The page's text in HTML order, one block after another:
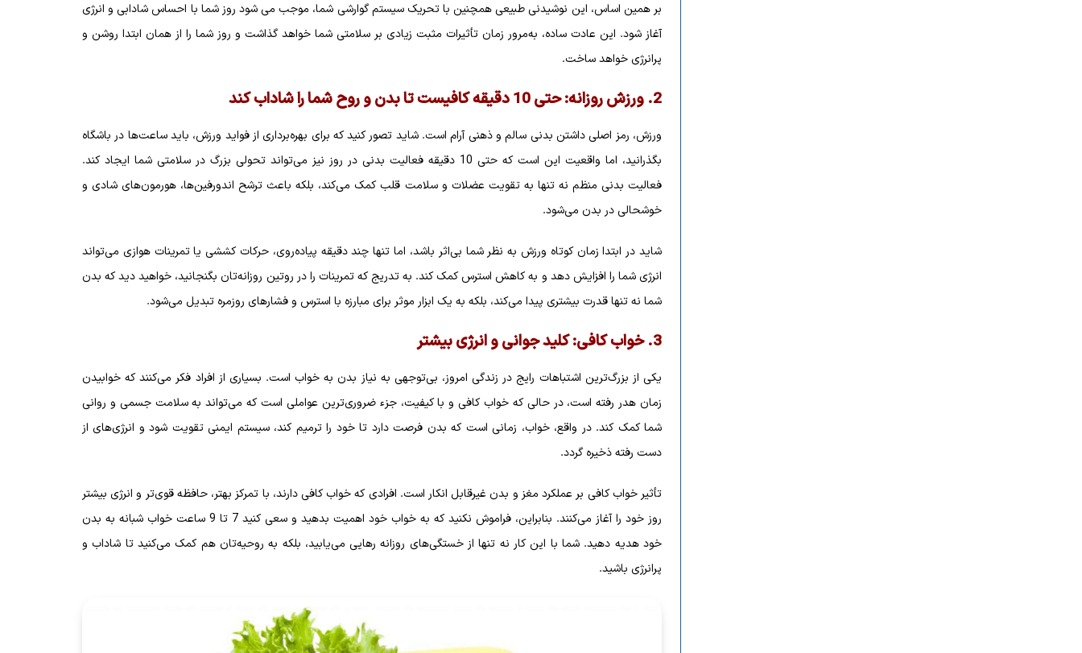
بر همین اساس، این نوشیدنی طبیعی همچنین با تحریک سیستم گوارشی شما، موجب می شود روز شما با احساس شادابی و انرژی
آغاز شود. این عادت ساده، به‌مرور زمان تأثیرات مثبت زیادی بر سلامتی شما خواهد گذاشت و روز شما را از همان ابتدا روشن و
پرانرژی خواهد ساخت.
2. ورزش روزانه: حتی 10 دقیقه کافیست تا بدن و روح شما را شاداب کند
ورزش، رمز اصلی داشتن بدنی سالم و ذهنی آرام است. شاید تصور کنید که برای بهره‌برداری از فواید ورزش، باید ساعت‌ها در باشگاه
بگذرانید، اما واقعیت این است که حتی 10 دقیقه فعالیت بدنی در روز نیز می‌تواند تحولی بزرگ در سلامتی شما ایجاد کند.
فعالیت بدنی منظم نه تنها به تقویت عضلات و سلامت قلب کمک می‌کند، بلکه باعث ترشح اندورفین‌ها، هورمون‌های شادی و
خوشحالی در بدن می‌شود.
شاید در ابتدا زمان کوتاه ورزش به نظر شما بی‌اثر باشد، اما تنها چند دقیقه پیاده‌روی، حرکات کششی یا تمرینات هوازی می‌تواند
انرژی شما را افزایش دهد و به کاهش استرس کمک کند. به تدریج که تمرینات را در روتین روزانه‌تان بگنجانید، خواهید دید که بدن
شما نه تنها قدرت بیشتری پیدا می‌کند، بلکه به یک ابزار موثر برای مبارزه با استرس و فشارهای روزمره تبدیل می‌شود.
3. خواب کافی: کلید جوانی و انرژی بیشتر
یکی از بزرگ‌ترین اشتباهات رایج در زندگی امروز، بی‌توجهی به نیاز بدن به خواب است. بسیاری از افراد فکر می‌کنند که خوابیدن
زمان هدر رفته است، در حالی که خواب کافی و با کیفیت، جزء ضروری‌ترین عواملی است که می‌تواند به سلامت جسمی و روانی
شما کمک کند. در واقع، خواب، زمانی است که بدن فرصت دارد تا خود را ترمیم کند، سیستم ایمنی تقویت شود و انرژی‌های از
دست رفته ذخیره گردد.
تأثیر خواب کافی بر عملکرد مغز و بدن غیرقابل انکار است. افرادی که خواب کافی دارند، با تمرکز بهتر، حافظه قوی‌تر و انرژی بیشتر
روز خود را آغاز می‌کنند. بنابراین، فراموش نکنید که به خواب خود اهمیت بدهید و سعی کنید 7 تا 9 ساعت خواب شبانه به بدن
خود هدیه دهید. شما با این کار نه تنها از خستگی‌های روزانه رهایی می‌یابید، بلکه به روحیه‌تان هم کمک می‌کنید تا شاداب و
پرانرژی باشید.